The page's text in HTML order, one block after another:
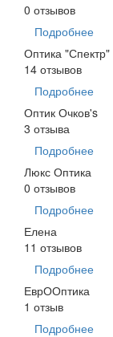
0 отзывов
Подробнее
Оптика "Спектр"
14 отзывов
Подробнее
Оптик Очков's
3 отзыва
Подробнее
Люкс Оптика
0 отзывов
Подробнее
Елена
11 отзывов
Подробнее
ЕврООптика
1 отзыв
Подробнее